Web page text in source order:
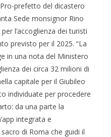
prefetto del dicastero
Sede monsignor Rino
l’accoglienza dei turisti
previsto per il 2025. “La
in una nota del Ministero
dei circa 32 milioni di
capitale per il Giubileo
individuate per procedere
da una parte la
integrata e
di Roma che guidi il